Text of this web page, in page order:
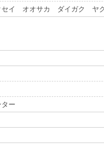
イ オオサカ ダイガク ヤ
ー